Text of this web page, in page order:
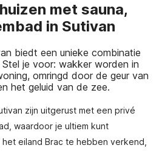
met sauna,
in Sutivan
biedt een unieke combinatie
je voor: wakker worden in
omringd door de geur van
het geluid van de zee.
zijn uitgerust met een privé
waardoor je ultiem kunt
eiland Brac te hebben verkend,